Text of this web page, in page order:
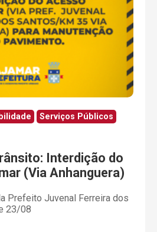
Serviços Públicos
Interdição do
(Via Anhanguera)
Prefeito Juvenal Ferreira dos
23/08